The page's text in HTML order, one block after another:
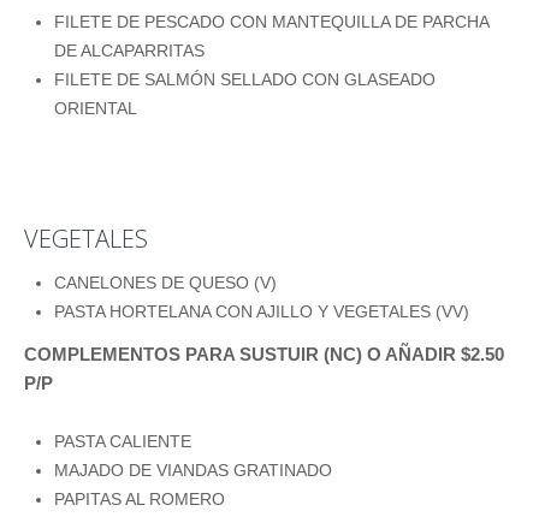
FILETE DE PESCADO CON MANTEQUILLA DE PARCHA
DE ALCAPARRITAS
FILETE DE SALMÓN SELLADO CON GLASEADO
ORIENTAL
VEGETALES
CANELONES DE QUESO (V)
PASTA HORTELANA CON AJILLO Y VEGETALES (VV)
COMPLEMENTOS PARA SUSTUIR (NC) O AÑADIR $2.50
P/P
PASTA CALIENTE
MAJADO DE VIANDAS GRATINADO
PAPITAS AL ROMERO